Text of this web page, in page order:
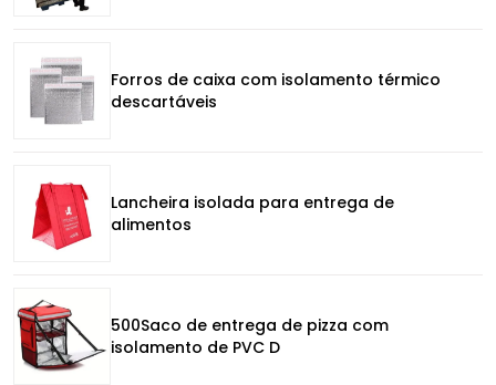
Forros de caixa com isolamento térmico
descartáveis
Lancheira isolada para entrega de
alimentos
500Saco de entrega de pizza com
isolamento de PVC D